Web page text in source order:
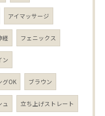
アイマッサージ
経 フェニックス
ン
グOK ブラウン
ュ 立ち上げストレート